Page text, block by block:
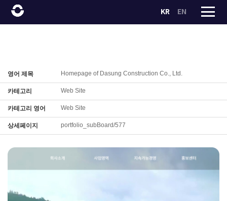
KR EN
영어 제목 Homepage of Dasung Construction Co., Ltd.
카테고리 Web Site
카테고리 영어 Web Site
상세페이지 portfolio_subBoard/577